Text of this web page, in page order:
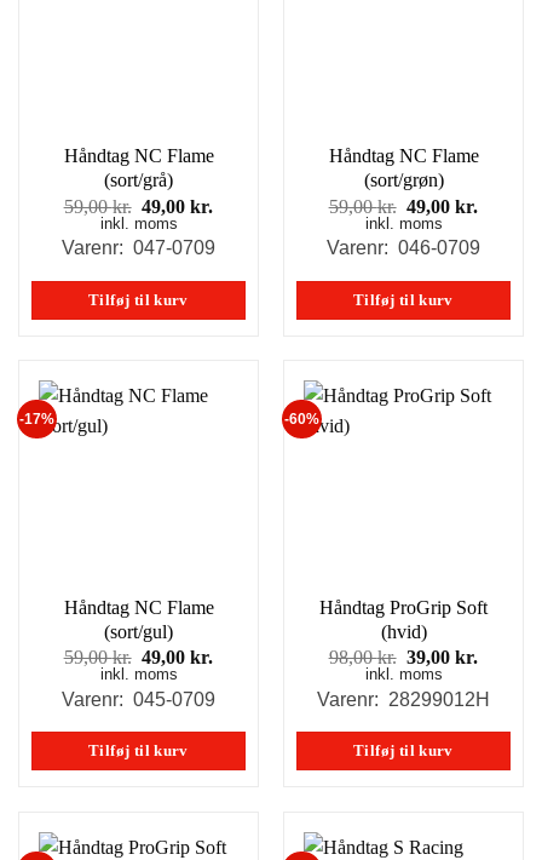
Håndtag NC Flame
(sort/grå)
59,00kr. Den
oprindelige
pris
59,00 kr..
49,00kr.
pris
49,00 kr..
inkl. moms
Varenr: 047-0709
Tilføj til kurv
Håndtag NC Flame
(sort/grøn)
59,00kr. Den
oprindelige
pris
59,00 kr..
49,00kr.
pris
49,00
inkl. moms
Varenr: 046-0709
Tilføj til kurv
-17%
Håndtag NC Flame
(sort/gul)
59,00kr. Den
oprindelige
pris
59,00 kr..
49,00kr.
pris
49,00 kr..
inkl. moms
Varenr: 045-0709
Tilføj til kurv
-60%
Håndtag ProGrip Soft
(hvid)
98,00kr. Den
oprindelige
pris
98,00 kr..
39,00kr.
pris
39,00
inkl. moms
Varenr: 28299012H
Tilføj til kurv